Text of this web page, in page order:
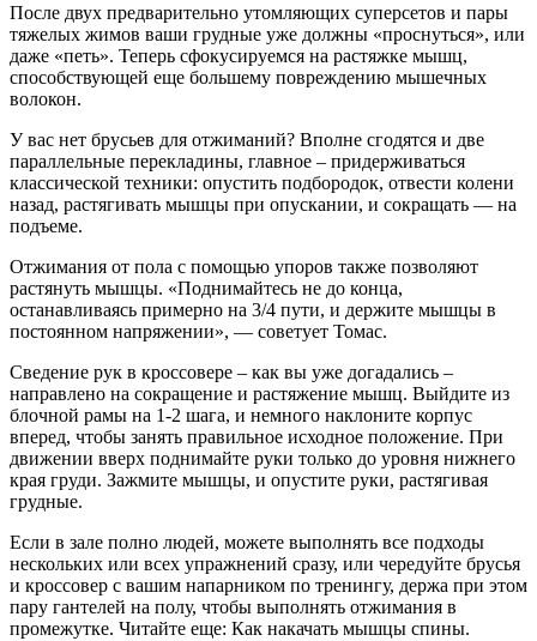
После двух предварительно утомляющих суперсетов и пары
тяжелых жимов ваши грудные уже должны «проснуться», или
даже «петь». Теперь сфокусируемся на растяжке мышц,
способствующей еще большему повреждению мышечных
волокон.
У вас нет брусьев для отжиманий? Вполне сгодятся и две
параллельные перекладины, главное – придерживаться
классической техники: опустить подбородок, отвести колени
назад, растягивать мышцы при опускании, и сокращать — на
подъеме.
Отжимания от пола с помощью упоров также позволяют
растянуть мышцы. «Поднимайтесь не до конца,
останавливаясь примерно на 3/4 пути, и держите мышцы в
постоянном напряжении», — советует Томас.
Сведение рук в кроссовере – как вы уже догадались –
направлено на сокращение и растяжение мышц. Выйдите из
блочной рамы на 1-2 шага, и немного наклоните корпус
вперед, чтобы занять правильное исходное положение. При
движении вверх поднимайте руки только до уровня нижнего
края груди. Зажмите мышцы, и опустите руки, растягивая
грудные.
Если в зале полно людей, можете выполнять все подходы
нескольких или всех упражнений сразу, или чередуйте брусья
и кроссовер с вашим напарником по тренингу, держа при этом
пару гантелей на полу, чтобы выполнять отжимания в
промежутке. Читайте еще: Как накачать мышцы спины.